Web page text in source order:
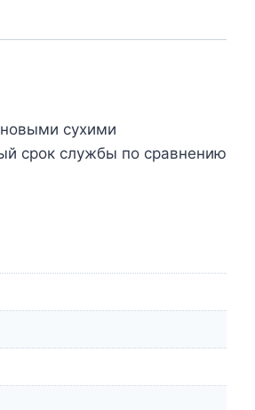
сухими
срок службы по сравнению